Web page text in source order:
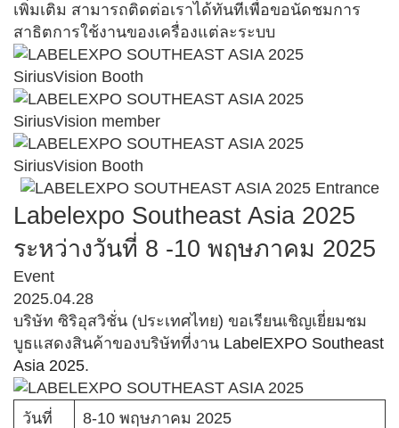
เพิ่มเติม สามารถติดต่อเราได้ทันทีเพื่อขอนัดชมการ
สาธิตการใช้งานของเครื่องแต่ละระบบ
Labelexpo Southeast Asia 2025
ระหว่างวันที่ 8 -10 พฤษภาคม 2025
Event
2025.04.28
บริษัท ซิริอุสวิชั่น (ประเทศไทย) ขอเรียนเชิญเยี่ยมชม
บูธแสดงสินค้าของบริษัทที่งาน LabelEXPO Southeast
Asia 2025.
วันที่ 8-10 พฤษภาคม 2025